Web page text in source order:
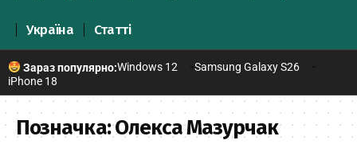
Україна Статті
Зараз популярно:Windows 12
Samsung Galaxy S26
iPhone 18
Позначка:Олекса Мазурчак